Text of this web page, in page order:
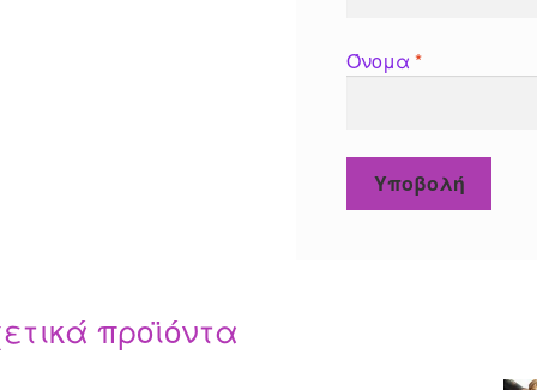
Όνομα*
προϊόντα